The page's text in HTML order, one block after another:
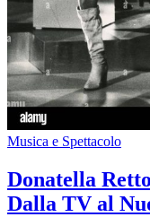
Musica e Spettacolo
Donatella
Dalla TV al